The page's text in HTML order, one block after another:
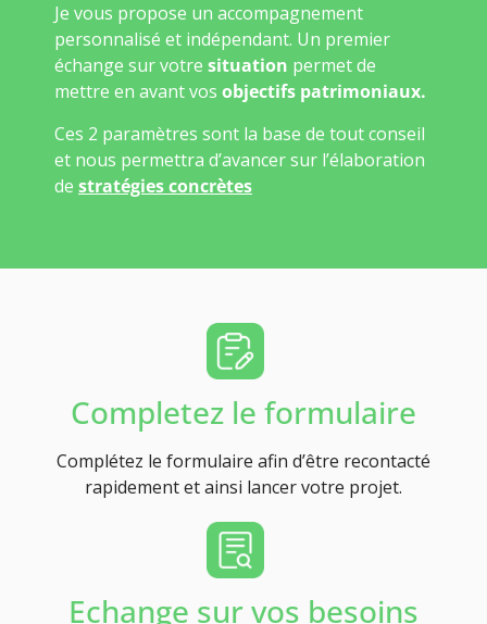
Je vous propose un accompagnement
personnalisé et indépendant. Un premier
échange sur votre situation permet de
mettre en avant vos objectifs patrimoniaux.
Ces 2 paramètres sont la base de tout conseil
et nous permettra d’avancer sur l’élaboration
de stratégies concrètes
Completez le formulaire
Complétez le formulaire afin d’être recontacté
rapidement et ainsi lancer votre projet.
Echange sur vos besoins